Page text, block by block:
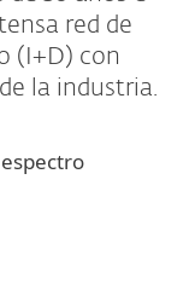
red de
(I+D) con
la industria.